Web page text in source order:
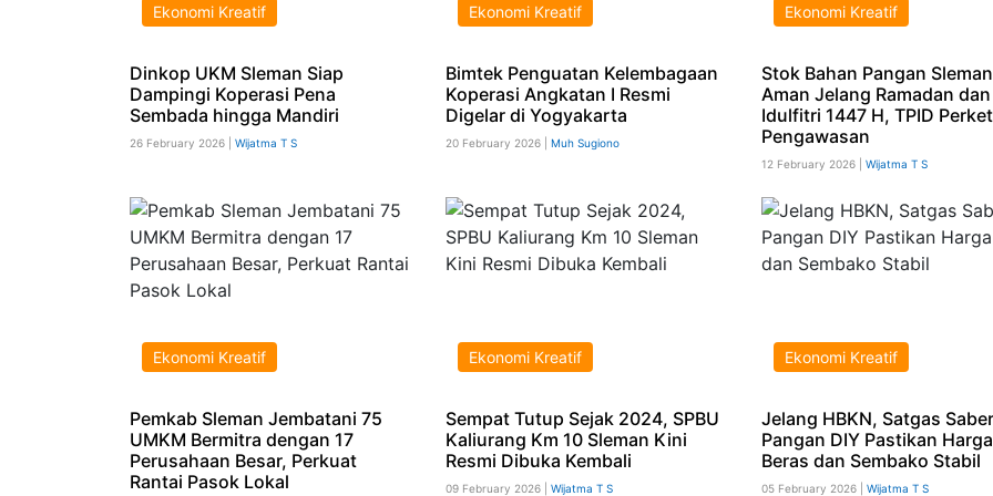
Ekonomi Kreatif
Dinkop UKM Sleman Siap
Dampingi Koperasi Pena
Sembada hingga Mandiri
26 February 2026 | Wijatma T S
Ekonomi Kreatif
Bimtek Penguatan Kelembagaan
Koperasi Angkatan I Resmi
Digelar di Yogyakarta
20 February 2026 | Muh Sugiono
Ekonomi Kreatif
Stok Bahan Pangan Sleman
Aman Jelang Ramadan dan
Idulfitri 1447 H, TPID
Pengawasan
12 February 2026 | Wijatma T S
Ekonomi Kreatif
Pemkab Sleman Jembatani 75
UMKM Bermitra dengan 17
Perusahaan Besar, Perkuat
Rantai Pasok Lokal
Ekonomi Kreatif
Sempat Tutup Sejak 2024, SPBU
Kaliurang Km 10 Sleman Kini
Resmi Dibuka Kembali
09 February 2026 | Wijatma T S
Ekonomi Kreatif
Jelang HBKN, Satgas Saber
Pangan DIY Pastikan Harga
Beras dan Sembako Stabil
05 February 2026 | Wijatma T S